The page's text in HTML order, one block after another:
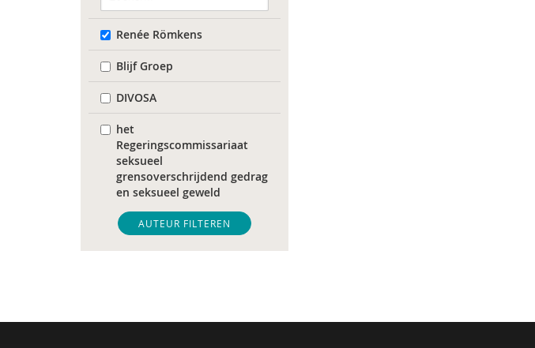
Renée Römkens
Blijf Groep
DIVOSA
het
Regeringscommissariaat
seksueel
grensoverschrijdend gedrag
en seksueel geweld
Sonja
Tim 'S Jongers
Mariët an Rossum
AUTEUR FILTEREN